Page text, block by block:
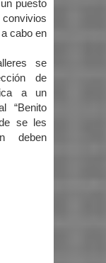
puesto
cabo en
se
de
a un
“Benito
se les
deben